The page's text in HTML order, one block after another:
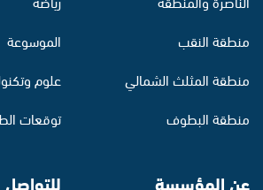
منطقة النقب
منطقة المثلث الشمالي
منطقة البطوف
الموسوعة
علوم
توقعات
عن المؤسسة للتواصل